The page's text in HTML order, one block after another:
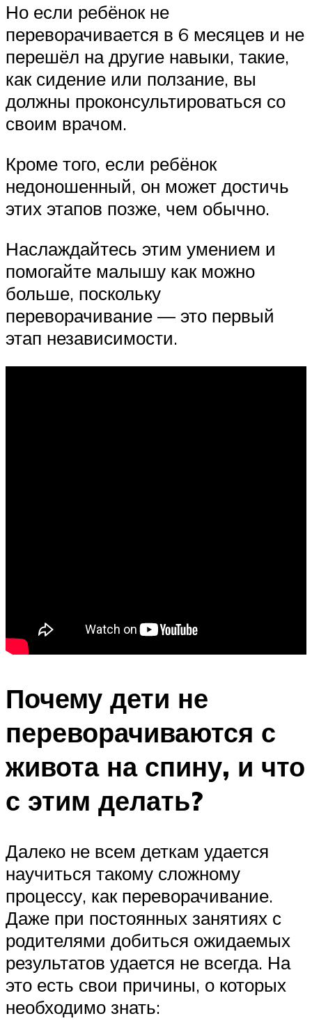
Но если ребёнок не
переворачивается в 6 месяцев и не
перешёл на другие навыки, такие,
как сидение или ползание, вы
должны проконсультироваться со
своим врачом.
Кроме того, если ребёнок
недоношенный, он может достичь
этих этапов позже, чем обычно.
Наслаждайтесь этим умением и
помогайте малышу как можно
больше, поскольку
переворачивание — это первый
этап независимости.
Почему дети не
переворачиваются с
живота на спину, и что
с этим делать?
Далеко не всем деткам удается
научиться такому сложному
процессу, как переворачивание.
Даже при постоянных занятиях с
родителями добиться ожидаемых
результатов удается не всегда. На
это есть свои причины, о которых
необходимо знать: